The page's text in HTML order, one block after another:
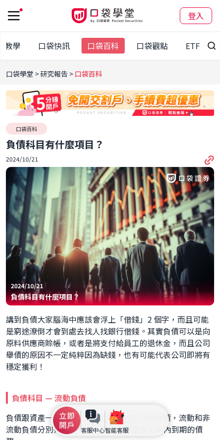
登入
客服中心智能客服
教學 口袋快訊 口袋百科 口袋觀點 ETF
口袋學堂 研究報告 口袋百科
口袋百科
負債科目有什麼項目？
2024/10/21
2024/10/21
負債科目有什麼項目？
講到負債大家腦海中應該會浮上「借錢」2 個字，而且可能
是窮途潦倒才會到處去找人找銀行借錢。其實負債可以是向
原料供應商賒帳，或者是將支付給員工的退休金，而且公司
舉債的原因不一定純粹因為缺錢，也有可能代表公司即將有
穩定獲利！
負債科目 — 流動負債
負債跟資產一樣，區分為流動負債和非流動負債，流動和非
流動負債分別有哪些科目。流動負債是指 1 年內到期的債